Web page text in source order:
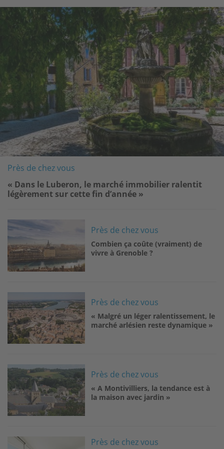
Image
Près de chez vous
« Dans le Luberon, le marché immobilier ralentit
légèrement sur cette fin d’année »
Image
Près de chez vous
Combien ça coûte (vraiment) de
vivre à Grenoble ?
Image
Près de chez vous
« Malgré un léger ralentissement, le
marché arlésien reste dynamique »
Image
Près de chez vous
« A Montivilliers, la tendance est à
la maison avec jardin »
Image Près de chez vous